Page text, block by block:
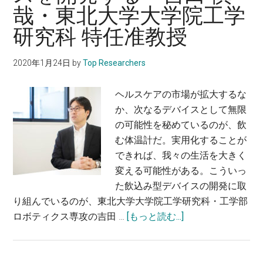
講
師
応
で、
生
内
成
化
学
治
療
の
実
用
化
哉・東北大学大学院工学
研究科 特任准教授
2020年1月24日 byTop Researchers
ヘルスケアの市場が拡大するな
か、次なるデバイスとして無限
の可能性を秘めているのが、飲
む体温計だ。実用化することが
できれば、我々の生活を大きく
変える可能性がある。こういっ
た飲込み型デバイスの開発に取
り組んでいるのが、東北大学大学院工学研究科・工学部
ロボティクス専攻の吉田 …
[もっと読む...]